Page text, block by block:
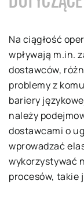
Na ciągłość
wpływają m.in.
dostawców,
problemy z
bariery
należy
dostawcami o
wprowadzać
wykorzystywać
procesów, takie